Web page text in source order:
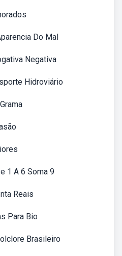
Do Mal
Negativa
Hidroviário
1 A 6 Soma 9
Reais
Para Bio
Brasileiro